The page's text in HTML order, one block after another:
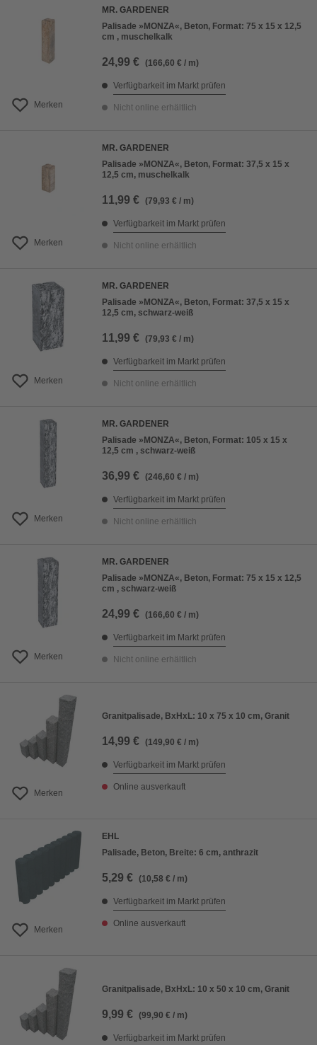
Merken
MR. GARDENER
Palisade »MONZA«, Beton, Format: 75 x 15 x 12,5
cm , muschelkalk
24,99 € (166,60 € / m)
Verfügbarkeit im Markt prüfen
Nicht online erhältlich
Merken
MR. GARDENER
Palisade »MONZA«, Beton, Format: 37,5 x 15 x
12,5 cm, muschelkalk
11,99 € (79,93 € / m)
Verfügbarkeit im Markt prüfen
Nicht online erhältlich
Merken
MR. GARDENER
Palisade »MONZA«, Beton, Format: 37,5 x 15 x
12,5 cm, schwarz-weiß
11,99 € (79,93 € / m)
Verfügbarkeit im Markt prüfen
Nicht online erhältlich
Merken
MR. GARDENER
Palisade »MONZA«, Beton, Format: 105 x 15 x
12,5 cm , schwarz-weiß
36,99 € (246,60 € / m)
Verfügbarkeit im Markt prüfen
Nicht online erhältlich
Merken
MR. GARDENER
Palisade »MONZA«, Beton, Format: 75 x 15 x 12,5
cm , schwarz-weiß
24,99 € (166,60 € / m)
Verfügbarkeit im Markt prüfen
Nicht online erhältlich
Merken
Granitpalisade, BxHxL: 10 x 75 x 10 cm, Granit
14,99 € (149,90 € / m)
Verfügbarkeit im Markt prüfen
Online ausverkauft
Merken
EHL
Palisade, Beton, Breite: 6 cm, anthrazit
5,29 € (10,58 € / m)
Verfügbarkeit im Markt prüfen
Online ausverkauft
Granitpalisade, BxHxL: 10 x 50 x 10 cm, Granit
9,99 € (99,90 € / m)
Verfügbarkeit im Markt prüfen